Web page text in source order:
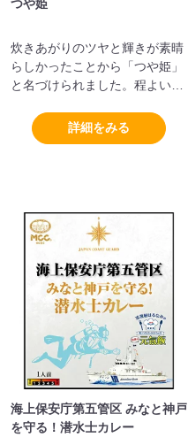
つや姫
炊きあがりのツヤと輝きが素晴
らしかったことから「つや姫」
と名づけられました。程よい硬
良いお米です。詳細をみる
海上保安庁第五管区 みなと神戸
を守る！潜水士カレー